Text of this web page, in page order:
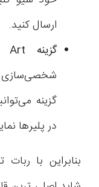
ارسال کنید.
گزینه Art
شخصی‌سازی
گزینه
در پلیرها